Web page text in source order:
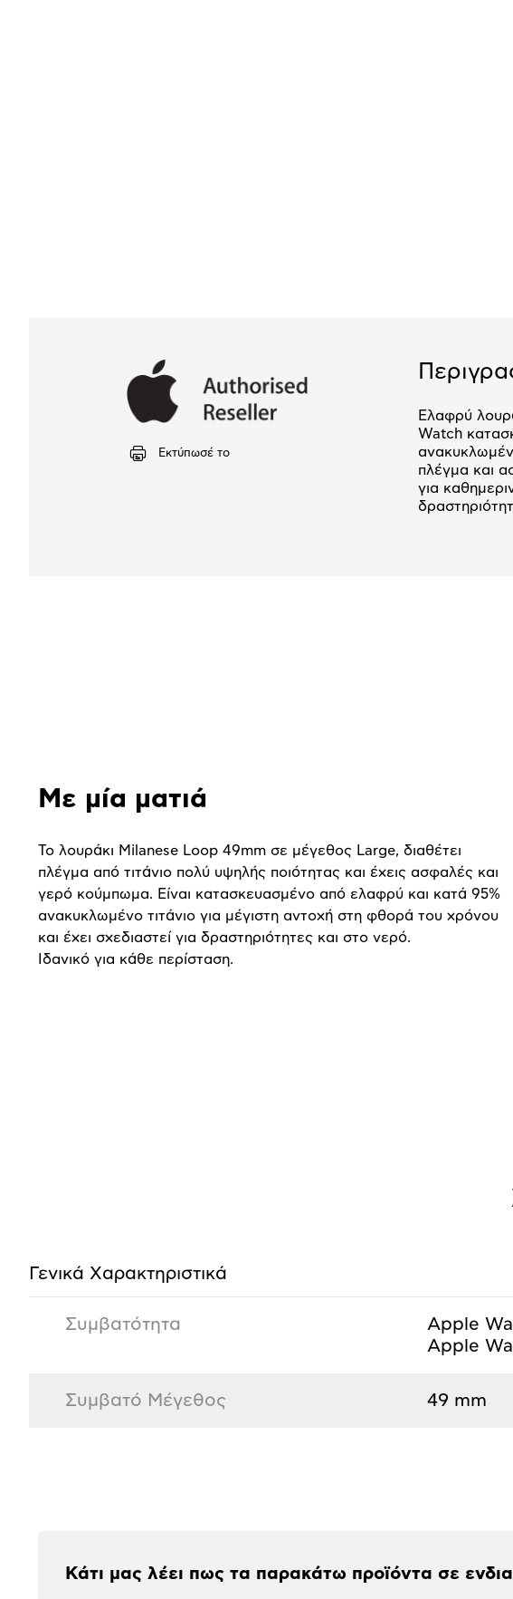
Εκτύπωσέ το
Ελαφρύ
Watch
πλέγμα και
για
Με μία ματιά
Το λουράκι Milanese Loop 49mm σε μέγεθος Large, διαθέτει
πλέγμα από τιτάνιο πολύ υψηλής ποιότητας και έχεις ασφαλές και
γερό κούμπωμα. Είναι κατασκευασμένο από ελαφρύ και κατά 95%
ανακυκλωμένο τιτάνιο για μέγιστη αντοχή στη φθορά του χρόνου
και έχει σχεδιαστεί για δραστηριότητες και στο νερό.
Ιδανικό για κάθε περίσταση.
Γενικά Xαρακτηριστικά
Συμβατότητα
Apple
Apple
Συμβατό Μέγεθος 49 mm
Κάτι μας λέει πως τα παρακάτω προϊόντα σε